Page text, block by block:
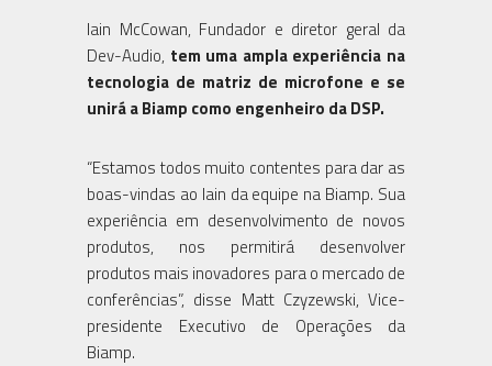
Iain McCowan, Fundador e diretor geral da
Dev-Audio, tem uma ampla experiência na
tecnologia de matriz de microfone e se
unirá a Biamp como engenheiro da DSP.
“Estamos todos muito contentes para dar as
boas-vindas ao Iain da equipe na Biamp. Sua
experiência em desenvolvimento de novos
produtos, nos permitirá desenvolver
produtos mais inovadores para o mercado de
conferências”, disse Matt Czyzewski, Vice-
presidente Executivo de Operações da
Biamp.